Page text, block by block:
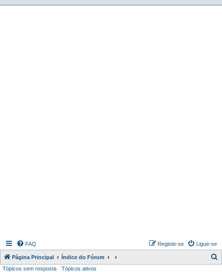
FAQ Ligue-se
Registe-se
Página Principal Índice do Fórum
Tópicos sem resposta Tópicos ativos